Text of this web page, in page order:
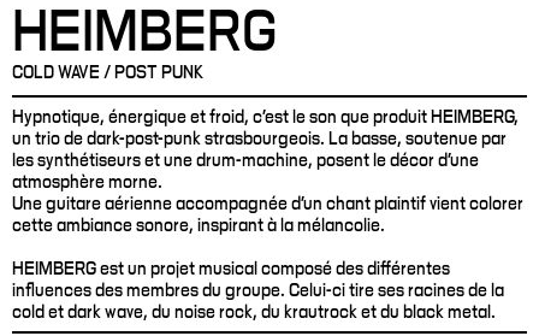
HEIMBERG
COLD WAVE / POST PUNK
Hypnotique, énergique et froid, c’est le son que produit HEIMBERG,
un trio de dark-post-punk strasbourgeois. La basse, soutenue par
les synthétiseurs et une drum-machine, posent le décor d’une
atmosphère morne.
Une guitare aérienne accompagnée d’un chant plaintif vient colorer
cette ambiance sonore, inspirant à la mélancolie.
HEIMBERG est un projet musical composé des différentes
influences des membres du groupe. Celui-ci tire ses racines de la
cold et dark wave, du noise rock, du krautrock et du black metal.